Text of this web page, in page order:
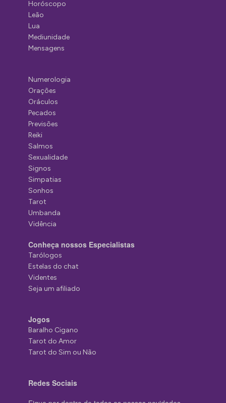
Horóscopo
Leão
Lua
Mediunidade
Mensagens
Numerologia
Orações
Oráculos
Pecados
Previsões
Reiki
Salmos
Sexualidade
Signos
Simpatias
Sonhos
Tarot
Umbanda
Vidência
Conheça nossos Especialistas
Tarólogos
Estelas do chat
Videntes
Seja um afiliado
Jogos
Baralho Cigano
Tarot do Amor
Tarot do Sim ou Não
Redes Sociais